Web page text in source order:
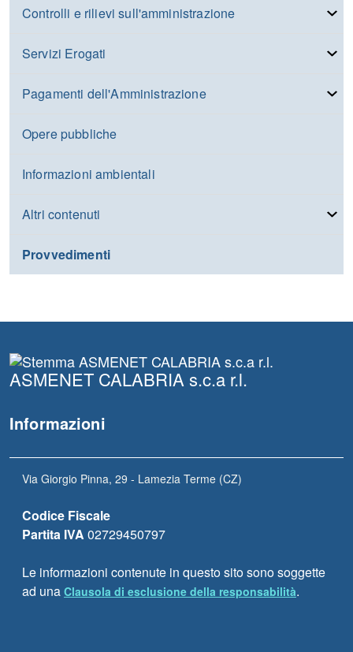
Controlli e rilievi sull'amministrazione
Servizi Erogati
Pagamenti dell'Amministrazione
Opere pubbliche
Informazioni ambientali
Altri contenuti
Provvedimenti
ASMENET CALABRIA s.c.a r.l.
Informazioni
Via Giorgio Pinna, 29 - Lamezia Terme (CZ)
Codice Fiscale
Partita IVA 02729450797
Le informazioni contenute in questo sito sono soggette
ad una Clausola di esclusione della responsabilità.